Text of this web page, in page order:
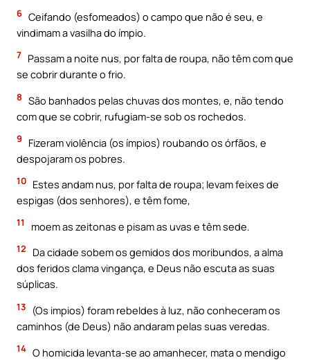
6 Ceifando (esfomeados) o campo que não é seu, e
vindimam a vasilha do ímpio.
7 Passam a noite nus, por falta de roupa, não têm com que
se cobrir durante o frio.
8 São banhados pelas chuvas dos montes, e, não tendo
com que se cobrir, rufugiam-se sob os rochedos.
9
Fizeram violência (os ímpios) roubando os órfãos, e
despojaram os pobres.
10 Estes andam nus, por falta de roupa; levam feixes de
espigas (dos senhores), e têm fome,
11 moem as zeitonas e pisam as uvas e têm sede.
12
Da cidade sobem os gemidos dos moribundos, a alma
dos feridos clama vingança, e Deus não escuta as suas
súplicas.
13
(Os impios) foram rebeldes à luz, não conheceram os
caminhos (de Deus) não andaram pelas suas veredas.
14 O homicida levanta-se ao amanhecer, mata o mendigo